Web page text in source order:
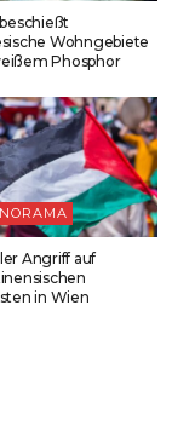
Wohngebiete
Phosphor
Angriff auf
in Wien